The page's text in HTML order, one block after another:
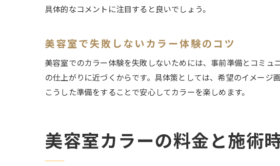
ヘアカラ
美
美容
具体的なコメントに注目すると良いでしょう。
美容室で失敗しないカラー体験のコツ
美容室でのカラー体験を失敗しないためには、事前準備とコミュ
の仕上がりに近づくからです。具体策としては、希望のイメージ
こうした準備をすることで安心してカラーを楽しめます。
美容室カラーの料金と施術